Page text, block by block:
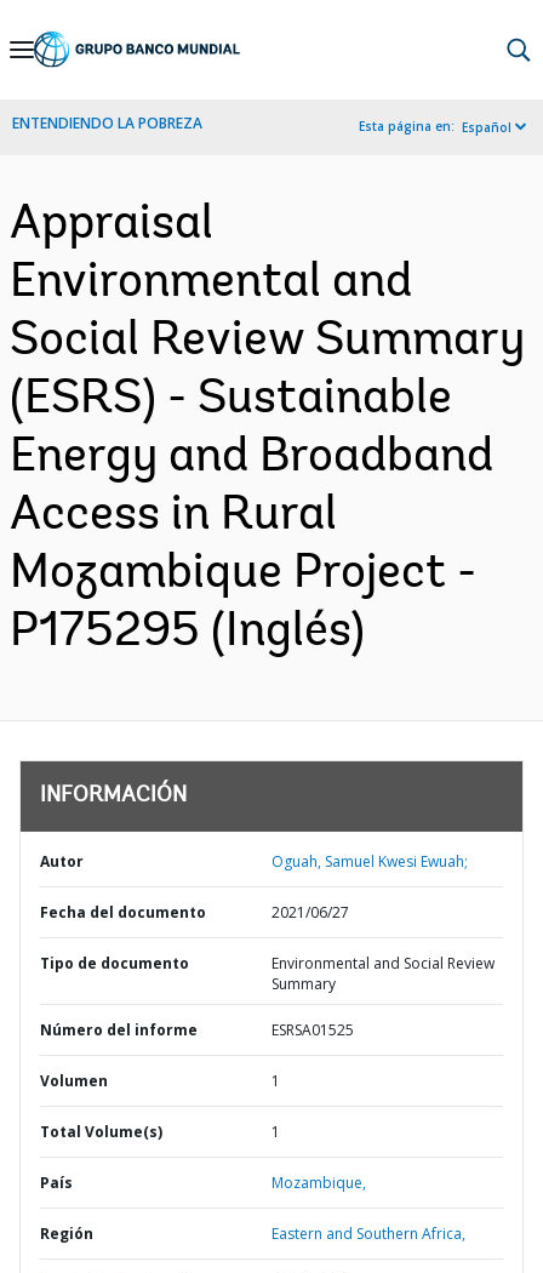
Skip
Navigation
ENTENDIENDO LA POBREZA Esta página en: Español
Appraisal
Environmental and
Social Review Summary
(ESRS) - Sustainable
Energy and Broadband
Access in Rural
Mozambique Project -
P175295 (Inglés)
INFORMACIÓN
Autor Oguah, Samuel Kwesi Ewuah;
Fecha del documento 2021/06/27
Tipo de documento
Environmental and Social Review
Summary
Número del informe ESRSA01525
Volumen 1
Total Volume(s) 1
País Mozambique,
Región Eastern and Southern Africa,